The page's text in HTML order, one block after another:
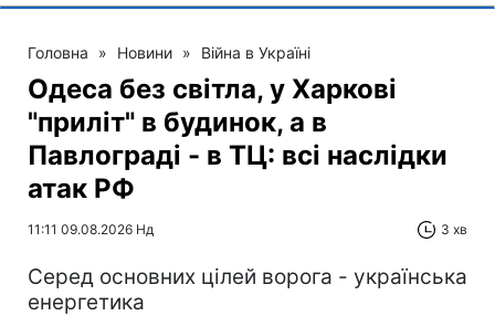
Головна » Новини » Війна в Україні
Одеса без світла, у Харкові
"приліт" в будинок, а в
Павлограді - в ТЦ: всі наслідки
атак РФ
11:11 09.08.2026 Нд 3 хв
Серед основних цілей ворога - українська
енергетика